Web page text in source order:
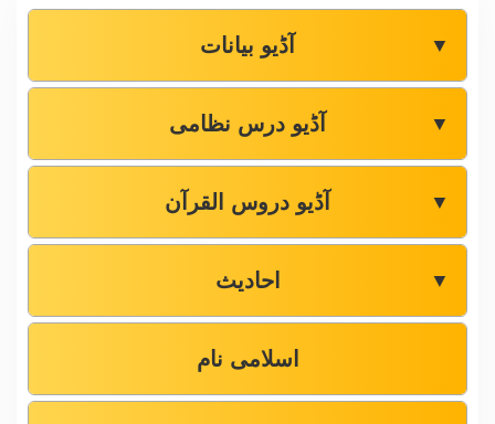
آڈیو بیانات ▼
آڈیو درس نظامی ▼
آڈیو دروس القرآن ▼
احادیث ▼
اسلامی نام